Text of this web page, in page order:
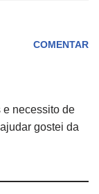
COMENTAR
e necessito de
gostei da